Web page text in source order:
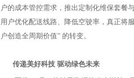
户的成本管控需求，推出定制化维保套餐
用户优化配送线路、降低空驶率，真正将
户创造全周期价值” 的转变。
传递美好科技 驱动绿色未来